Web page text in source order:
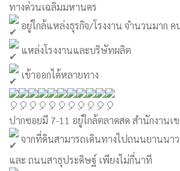
ทางด่วนเฉลิมมหานคร
อยู่ใกล้แหล่งธุรกิจ/โรงงาน จำนวนมาก
แหล่งโรงงานและบริษัทผลิต
เข้าออกได้หลายทาง
ปากซอยมี 7-11 อยู๋ใกล้ตลาดสด สำนักงานเ
จากที่ดินสามารถเดินทางไปถนนยานนา
และ ถนนสาธุประดิษฐ์ เพียงไม่กี่นาที